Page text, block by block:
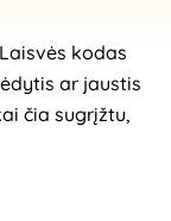
kodas
ar jaustis
čia sugrįžtu,